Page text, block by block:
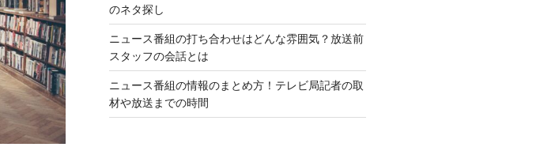
のネタ探し
ニュース番組の打ち合わせはどんな雰囲気？放送前
スタッフの会話とは
ニュース番組の情報のまとめ方！テレビ局記者の取
材や放送までの時間